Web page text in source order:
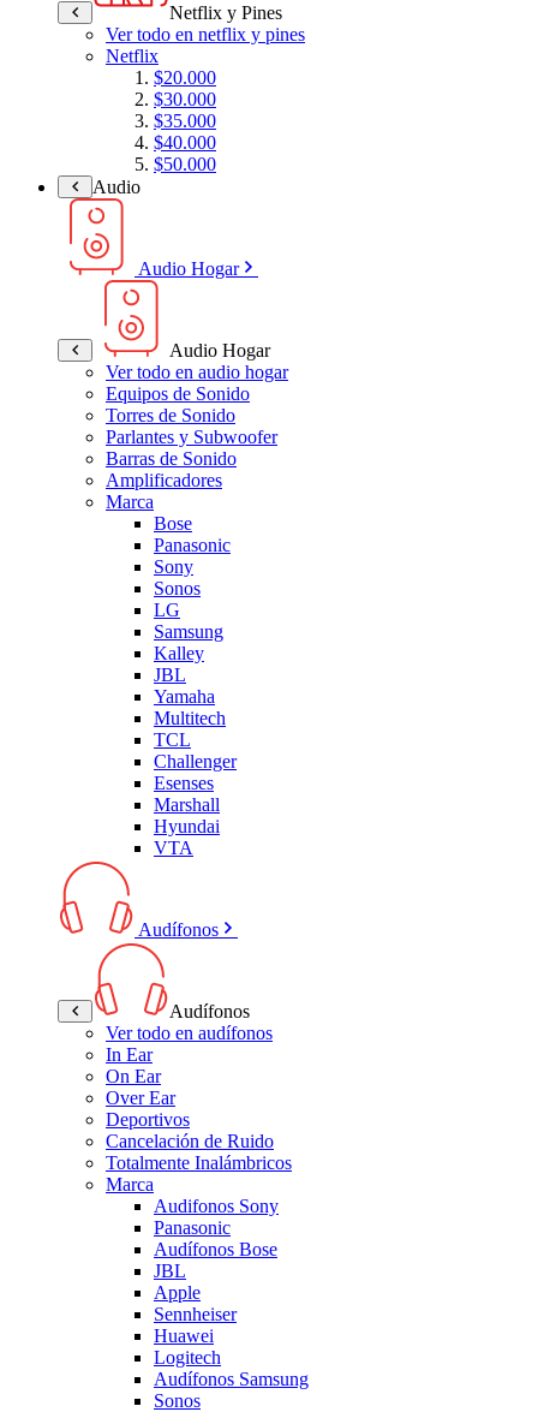
Netflix y Pines
Ver todo en netflix y pines
Netflix
$20.000
$30.000
$35.000
$40.000
$50.000
Audio
Audio Hogar
Audio Hogar
Ver todo en audio hogar
Equipos de Sonido
Torres de Sonido
Parlantes y Subwoofer
Barras de Sonido
Amplificadores
Marca
Bose
Panasonic
Sony
Sonos
LG
Samsung
Kalley
JBL
Yamaha
Multitech
TCL
Challenger
Esenses
Marshall
Hyundai
VTA
Audífonos
Audífonos
Ver todo en audífonos
In Ear
On Ear
Over Ear
Deportivos
Cancelación de Ruido
Totalmente Inalámbricos
Marca
Audifonos Sony
Panasonic
Audífonos Bose
JBL
Apple
Sennheiser
Huawei
Logitech
Audífonos Samsung
Sonos